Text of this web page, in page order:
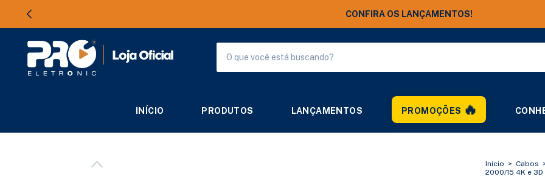
FRETE GRÁTIS ACIMA DE R$ 250,00
INÍCIO PRODUTOS LANÇAMENTOS PROMOÇÕES
Início > Cabos
2000/15 4K e 3D